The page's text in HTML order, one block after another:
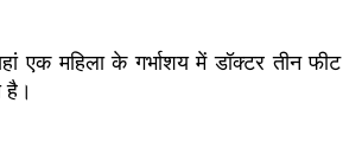
एक महिला के गर्भाशय में डॉक्टर तीन
है।